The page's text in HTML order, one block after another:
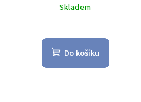
Skladem
Do košíku